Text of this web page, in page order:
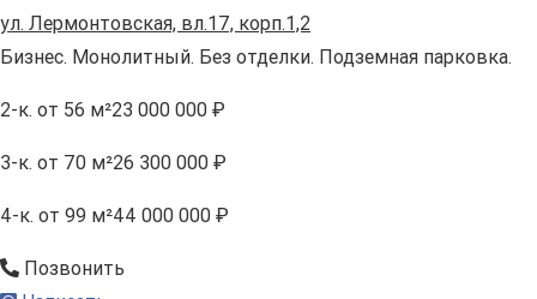
ул. Лермонтовская, вл.17, корп.1,2
Бизнес. Монолитный. Без отделки. Подземная парковка.
2-к. от 56 м²23 000 000 ₽
3-к. от 70 м²26 300 000 ₽
4-к. от 99 м²44 000 000 ₽
Позвонить